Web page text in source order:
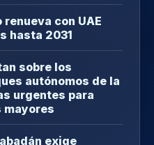
con UAE
hasta 2031
sobre los
autónomos de la
urgentes para
exige